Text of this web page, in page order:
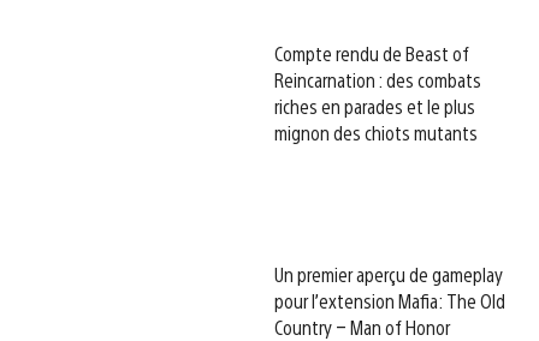
Compte rendu de Beast of
Reincarnation : des combats
riches en parades et le plus
mignon des chiots mutants
Un premier aperçu de gameplay
pour l’extension Mafia: The Old
Country – Man of Honor